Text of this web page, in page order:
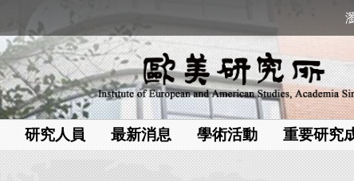
研究人員 最新消息 學術活動 重要研究